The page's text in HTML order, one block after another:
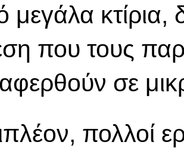
μεγάλα κτίρια,
που τους
σε
πολλοί